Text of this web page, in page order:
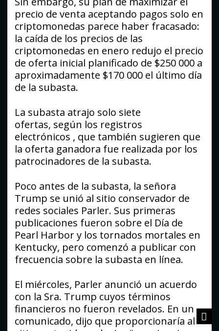
precio de venta aceptando pagos solo en
criptomonedas parece haber fracasado:
la caída de los precios de las
criptomonedas en enero redujo el precio
de oferta inicial planificado de $250 000 a
aproximadamente $170 000 el último día
de la subasta.
La subasta atrajo solo siete
ofertas, según los registros
electrónicos , que también sugieren que
la oferta ganadora fue realizada por los
patrocinadores de la subasta.
Poco antes de la subasta, la señora
Trump se unió al sitio conservador de
redes sociales Parler. Sus primeras
publicaciones fueron sobre el Día de
Pearl Harbor y los tornados mortales en
Kentucky, pero comenzó a publicar con
frecuencia sobre la subasta en línea.
El miércoles, Parler anunció un acuerdo
con la Sra. Trump cuyos términos
financieros no fueron revelados. En un
comunicado, dijo que proporcionaría al